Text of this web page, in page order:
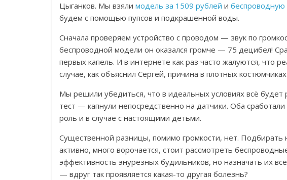
Цыганков. Мы взяли модель за 1509 рублей и беспроводную
будем с помощью пупсов и подкрашенной воды.
Сначала проверяем устройство с проводом — звук по
беспроводной модели он оказался громче — 75 децибел!
первых капель. И в интернете как раз часто жалуются, что
случае, как объяснил Сергей, причина в плотных костюмчиках
Мы решили убедиться, что в идеальных условиях всё будет
тест — капнули непосредственно на датчики. Оба
роль и в случае с настоящими детьми.
Существенной разницы, помимо громкости, нет.
активно, много ворочается, стоит рассмотреть
эффективность энурезных будильников, но назначать их
— вдруг так проявляется какая-то другая болезнь?